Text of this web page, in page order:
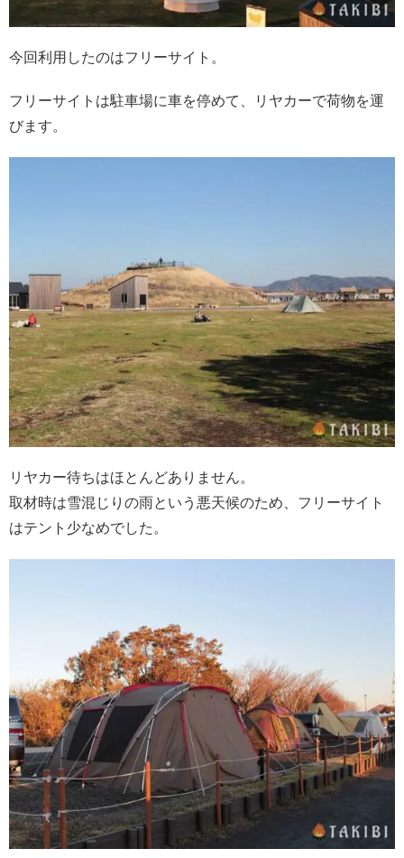
今回利用したのはフリーサイト。
フリーサイトは駐車場に車を停めて、リヤカーで荷物を運
びます。
リヤカー待ちはほとんどありません。
取材時は雪混じりの雨という悪天候のため、フリーサイト
はテント少なめでした。